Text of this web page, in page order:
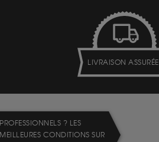
LIVRAISON ASSURÉE
PROFESSIONNELS ? LES
MEILLEURES CONDITIONS SUR